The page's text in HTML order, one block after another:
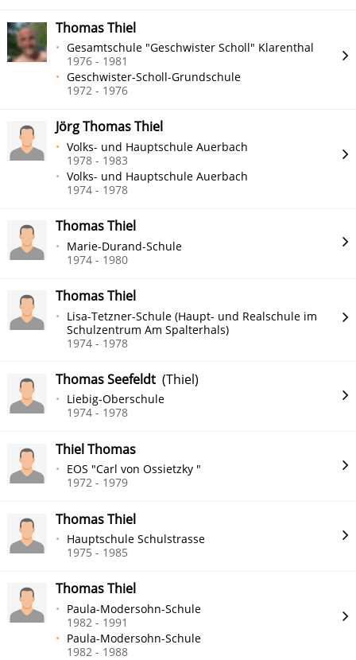
Thomas Thiel
Gesamtschule "Geschwister Scholl" Klarenthal
1976 - 1981
Geschwister-Scholl-Grundschule
1972 - 1976
Jörg Thomas Thiel
Volks- und Hauptschule Auerbach
1978 - 1983
Volks- und Hauptschule Auerbach
1974 - 1978
Thomas Thiel
Marie-Durand-Schule
1974 - 1980
Thomas Thiel
Lisa-Tetzner-Schule (Haupt- und Realschule im
Schulzentrum Am Spalterhals)
1974 - 1978
Thomas Seefeldt (Thiel)
Liebig-Oberschule
1974 - 1978
Thiel Thomas
EOS "Carl von Ossietzky "
1972 - 1979
Thomas Thiel
Hauptschule Schulstrasse
1975 - 1985
Thomas Thiel
Paula-Modersohn-Schule
1982 - 1991
Paula-Modersohn-Schule
1982 - 1988